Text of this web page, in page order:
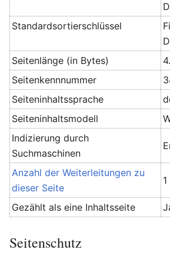
Standardsortierschlüssel
Seitenlänge (in Bytes)
Seitenkennnummer
Seiteninhaltssprache
Seiteninhaltsmodell
Indizierung durch
Suchmaschinen
Anzahl der Weiterleitungen zu
dieser Seite
1
Gezählt als eine Inhaltsseite
Seitenschutz